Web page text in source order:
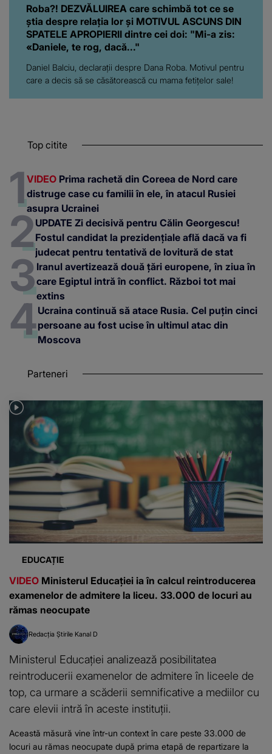
Roba?! DEZVĂLUIREA care schimbă tot ce se
știa despre relația lor și MOTIVUL ASCUNS DIN
SPATELE APROPIERII dintre cei doi: "Mi-a zis:
«Daniele, te rog, dacă..."
Daniel Balciu, declarații despre Dana Roba. Motivul pentru
care a decis să se căsătorească cu mama fetițelor sale!
Top citite
VIDEO Prima rachetă din Coreea de Nord care
distruge case cu familii în ele, în atacul Rusiei
asupra Ucrainei
UPDATE Zi decisivă pentru Călin Georgescu!
Fostul candidat la prezidențiale află dacă va fi
judecat pentru tentativă de lovitură de stat
Iranul avertizează două țări europene, în ziua în
care Egiptul intră în conflict. Război tot mai
extins
Ucraina continuă să atace Rusia. Cel puțin cinci
persoane au fost ucise în ultimul atac din
Moscova
Parteneri
EDUCAȚIE
VIDEO Ministerul Educației ia în calcul reintroducerea
examenelor de admitere la liceu. 33.000 de locuri au
rămas neocupate
Redacția Știrile Kanal D
Ministerul Educației analizează posibilitatea
reintroducerii examenelor de admitere în liceele de
top, ca urmare a scăderii semnificative a mediilor cu
care elevii intră în aceste instituții.
Această măsură vine într-un context în care peste 33.000 de
locuri au rămas neocupate după prima etapă de repartizare la